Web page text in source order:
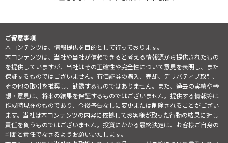
ご留意事項
本コンテンツは、情報提供を目的として行っております。
本コンテンツは、当社や当社が信頼できると考える情報源から提供されたもの
を提供していますが、当社はその正確性や完全性について意見を表明し、また
保証するものではございません。有価証券の購入、売却、デリバティブ取引、
その他の取引を推奨し、勧誘するものではありません。また、過去の実績や予
想・意見は、将来の結果を保証するものではございません。提供する情報等は
作成時現在のものであり、今後予告なしに変更または削除されることがござい
ます。当社は本コンテンツの内容に依拠してお客様が取った行動の結果に対し
責任を負うものではございません。投資にかかる最終決定は、お客様ご自身の
判断と責任でなさるようお願いいたします。